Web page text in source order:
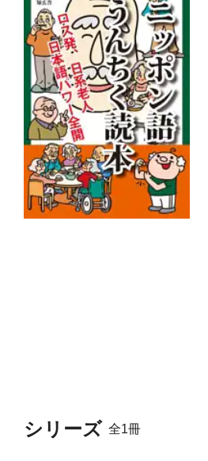
シリーズ 全1冊